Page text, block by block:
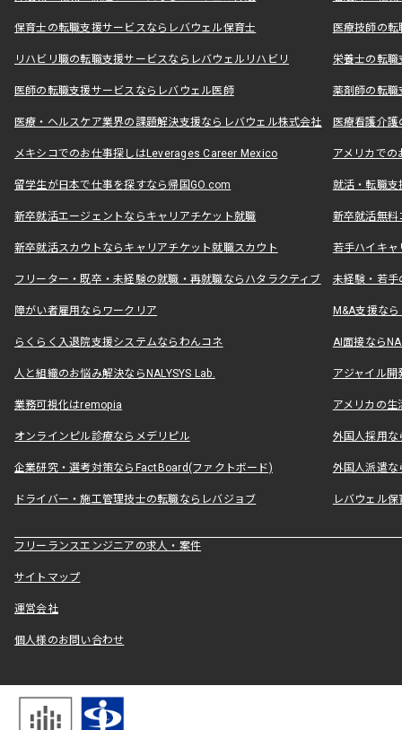
保育士の転職支援サービスならレバウェル保育士 医療技師の
リハビリ職の転職支援サービスならレバウェルリハビリ 栄養士の転
医師の転職支援サービスならレバウェル医師 薬剤師の転
医療・ヘルスケア業界の課題解決支援ならレバウェル株式会社 医療看護介
メキシコでのお仕事探しはLeverages Career Mexico アメリカで
留学生が日本で仕事を探すなら帰国GO.com 就活・転職
新卒就活エージェントならキャリアチケット就職 新卒就活無料
新卒就活スカウトならキャリアチケット就職スカウト 若手ハイキ
フリーター・既卒・未経験の就職・再就職ならハタラクティブ 未経験・若手
障がい者雇用ならワークリア M&A支援な
らくらく入退院支援システムならわんコネ AI面接なら
人と組織のお悩み解決ならNALYSYS Lab. アジャイル
業務可視化はremopia アメリカの
オンラインピル診療ならメデリピル 外国人採用
企業研究・選考対策ならFactBoard(ファクトボード) 外国人派遣な
ドライバー・施工管理技士の転職ならレバジョブ レバウェル
フリーランスエンジニアの求人・案件
サイトマップ
運営会社
個人様のお問い合わせ